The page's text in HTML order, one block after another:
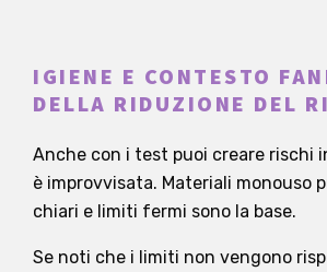
IGIENE E CONTESTO
DELLA RIDUZIONE DEL
Anche con i test puoi creare rischi
è improvvisata. Materiali monouso
chiari e limiti fermi sono la base.
Se noti che i limiti non vengono